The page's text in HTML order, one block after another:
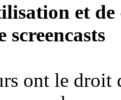
et
screencasts
ont le droit